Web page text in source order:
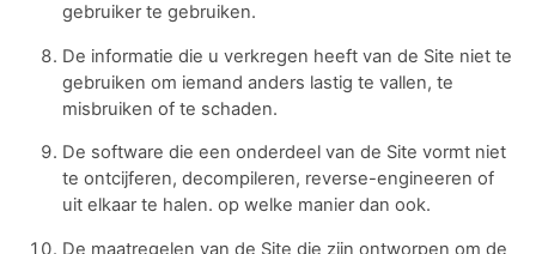
gebruiker te gebruiken.
De informatie die u verkregen heeft van de Site niet te
gebruiken om iemand anders lastig te vallen, te
misbruiken of te schaden.
De software die een onderdeel van de Site vormt niet
te ontcijferen, decompileren, reverse-engineeren of
uit elkaar te halen. op welke manier dan ook.
De maatregelen van de Site die zijn ontworpen om de